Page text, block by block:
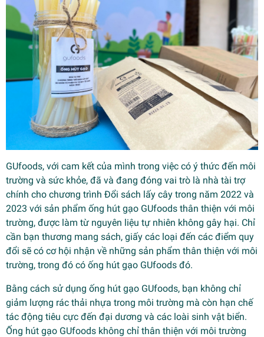
GUfoods, với cam kết của mình trong việc có ý thức đến môi
trường và sức khỏe, đã và đang đóng vai trò là nhà tài trợ
chính cho chương trình Đổi sách lấy cây trong năm 2022 và
2023 với sản phẩm ống hút gạo GUfoods thân thiện với môi
trường, được làm từ nguyên liệu tự nhiên không gây hại. Chỉ
cần bạn thương mang sách, giấy các loại đến các điểm quy
đổi sẽ có cơ hội nhận về những sản phẩm thân thiện với môi
trường, trong đó có ống hút gạo GUfoods đó.
Bằng cách sử dụng ống hút gạo GUfoods, bạn không chỉ
giảm lượng rác thải nhựa trong môi trường mà còn hạn chế
tác động tiêu cực đến đại dương và các loài sinh vật biển.
Ống hút gạo GUfoods không chỉ thân thiện với môi trường